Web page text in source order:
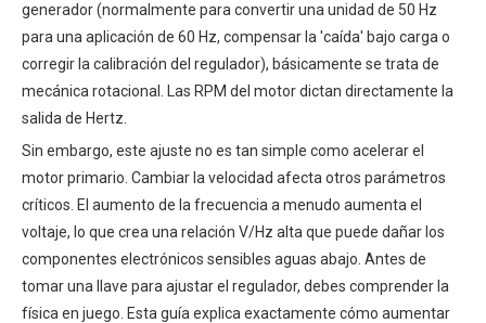
generador (normalmente para convertir una unidad de 50 Hz
para una aplicación de 60 Hz, compensar la 'caída' bajo carga o
corregir la calibración del regulador), básicamente se trata de
mecánica rotacional. Las RPM del motor dictan directamente la
salida de Hertz.
Sin embargo, este ajuste no es tan simple como acelerar el
motor primario. Cambiar la velocidad afecta otros parámetros
críticos. El aumento de la frecuencia a menudo aumenta el
voltaje, lo que crea una relación V/Hz alta que puede dañar los
componentes electrónicos sensibles aguas abajo. Antes de
tomar una llave para ajustar el regulador, debes comprender la
física en juego. Esta guía explica exactamente cómo aumentar